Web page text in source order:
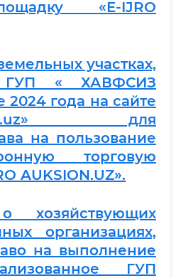
«E-IJRO
участках,
ГУП « ХАВФСИЗ
года на сайте
для
на пользование
торговую
AUKSION.UZ».
хозяйствующих
организациях,
на выполнение
ГУП